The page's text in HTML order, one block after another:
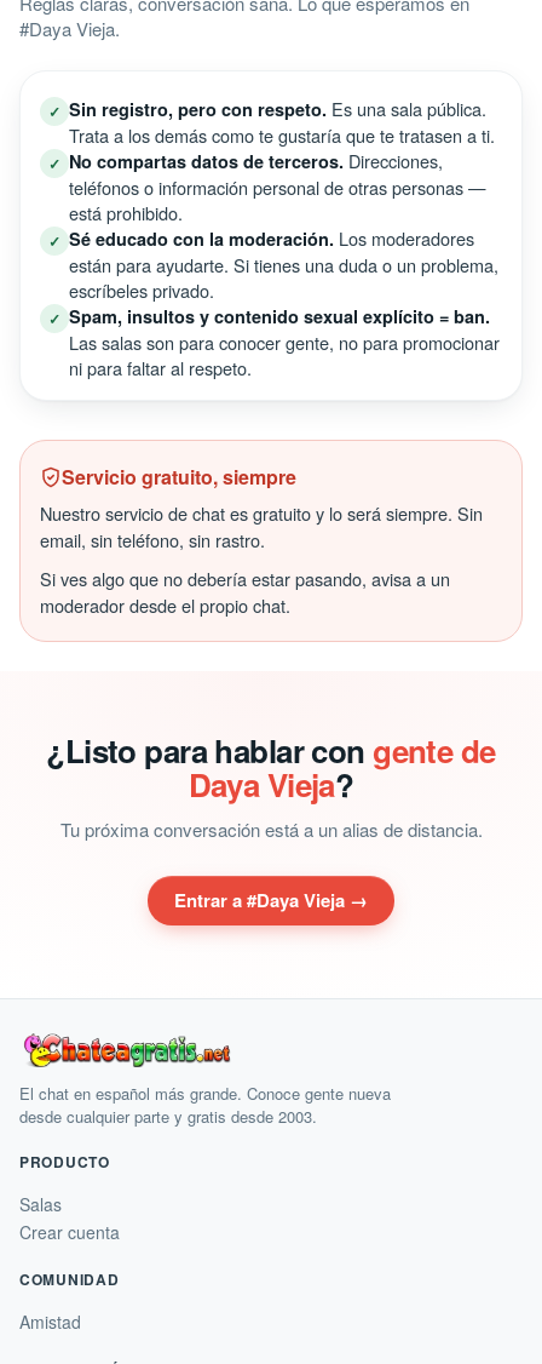
#Daya Vieja.
✓ Sin registro, pero con respeto. Es una sala pública.
Trata a los demás como te gustaría que te tratasen a ti.
✓ No compartas datos de terceros. Direcciones,
teléfonos o información personal de otras personas —
está prohibido.
✓ Sé educado con la moderación. Los moderadores
están para ayudarte. Si tienes una duda o un problema,
escríbeles privado.
✓ Spam, insultos y contenido sexual explícito = ban.
Las salas son para conocer gente, no para promocionar
ni para faltar al respeto.
Servicio gratuito, siempre
Nuestro servicio de chat es gratuito y lo será siempre. Sin
email, sin teléfono, sin rastro.
Si ves algo que no debería estar pasando, avisa a un
moderador desde el propio chat.
¿Listo para hablar con gente de
Daya Vieja?
Tu próxima conversación está a un alias de distancia.
Entrar a #Daya Vieja →
El chat en español más grande. Conoce gente nueva
desde cualquier parte y gratis desde 2003.
PRODUCTO
Salas
Crear cuenta
COMUNIDAD
Amistad